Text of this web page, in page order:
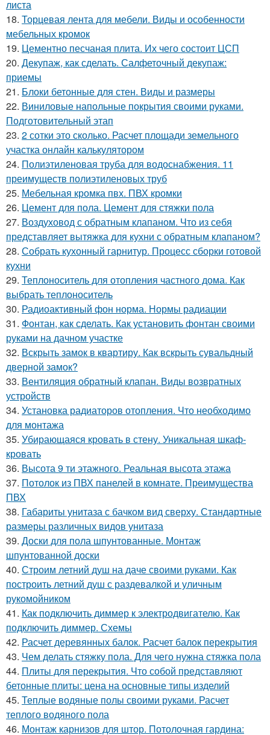
листа
18. Торцевая лента для мебели. Виды и особенности
мебельных кромок
19. Цементно песчаная плита. Их чего состоит ЦСП
20. Декупаж, как сделать. Салфеточный декупаж:
приемы
21. Блоки бетонные для стен. Виды и размеры
22. Виниловые напольные покрытия своими руками.
Подготовительный этап
23. 2 сотки это сколько. Расчет площади земельного
участка онлайн калькулятором
24. Полиэтиленовая труба для водоснабжения. 11
преимуществ полиэтиленовых труб
25. Мебельная кромка пвх. ПВХ кромки
26. Цемент для пола. Цемент для стяжки пола
27. Воздуховод с обратным клапаном. Что из себя
представляет вытяжка для кухни с обратным клапаном?
28. Собрать кухонный гарнитур. Процесс сборки готовой
кухни
29. Теплоноситель для отопления частного дома. Как
выбрать теплоноситель
30. Радиоактивный фон норма. Нормы радиации
31. Фонтан, как сделать. Как установить фонтан своими
руками на дачном участке
32. Вскрыть замок в квартиру. Как вскрыть сувальдный
дверной замок?
33. Вентиляция обратный клапан. Виды возвратных
устройств
34. Установка радиаторов отопления. Что необходимо
для монтажа
35. Убирающаяся кровать в стену. Уникальная шкаф-
кровать
36. Высота 9 ти этажного. Реальная высота этажа
37. Потолок из ПВХ панелей в комнате. Преимущества
ПВХ
38. Габариты унитаза с бачком вид сверху. Стандартные
размеры различных видов унитаза
39. Доски для пола шпунтованные. Монтаж
шпунтованной доски
40. Строим летний душ на даче своими руками. Как
построить летний душ с раздевалкой и уличным
рукомойником
41. Как подключить диммер к электродвигателю. Как
подключить диммер. Схемы
42. Расчет деревянных балок. Расчет балок перекрытия
43. Чем делать стяжку пола. Для чего нужна стяжка пола
44. Плиты для перекрытия. Что собой представляют
бетонные плиты: цена на основные типы изделий
45. Теплые водяные полы своими руками. Расчет
теплого водяного пола
46. Монтаж карнизов для штор. Потолочная гардина: